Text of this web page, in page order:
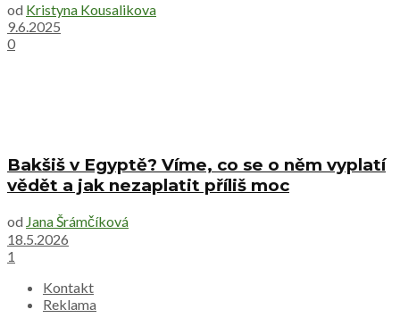
od Kristyna Kousalikova
9.6.2025
0
Bakšiš v Egyptě? Víme, co se o něm vyplatí
vědět a jak nezaplatit příliš moc
od Jana Šrámčíková
18.5.2026
1
Kontakt
Reklama